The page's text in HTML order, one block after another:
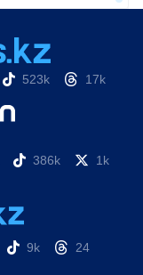
523k 17k
386k
1k
9k 24